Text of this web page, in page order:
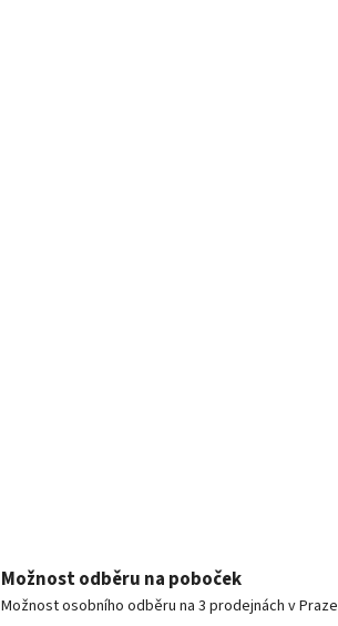
Možnost odběru na poboček
Možnost osobního odběru na 3 prodejnách v Praze